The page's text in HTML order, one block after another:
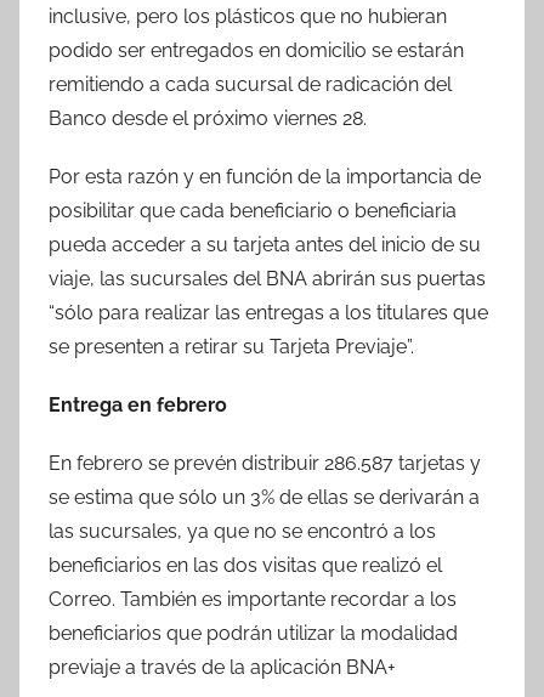
inclusive, pero los plásticos que no hubieran
podido ser entregados en domicilio se estarán
remitiendo a cada sucursal de radicación del
Banco desde el próximo viernes 28.
Por esta razón y en función de la importancia de
posibilitar que cada beneficiario o beneficiaria
pueda acceder a su tarjeta antes del inicio de su
viaje, las sucursales del BNA abrirán sus puertas
“sólo para realizar las entregas a los titulares que
se presenten a retirar su Tarjeta Previaje”.
Entrega en febrero
En febrero se prevén distribuir 286.587 tarjetas y
se estima que sólo un 3% de ellas se derivarán a
las sucursales, ya que no se encontró a los
beneficiarios en las dos visitas que realizó el
Correo. También es importante recordar a los
beneficiarios que podrán utilizar la modalidad
previaje a través de la aplicación BNA+